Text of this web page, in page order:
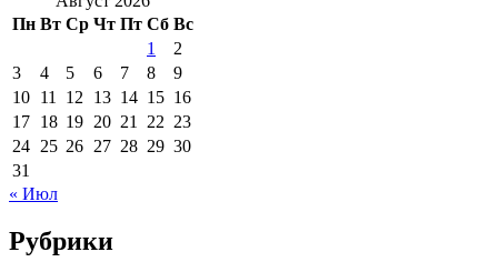
Пн Вт Ср Чт Пт Сб Вс
1
2
3
4 5 6 7 8
9
10 11 12 13 14 15 16
17 18 19 20 21 22 23
24 25 26 27 28 29 30
31
« Июл
Рубрики